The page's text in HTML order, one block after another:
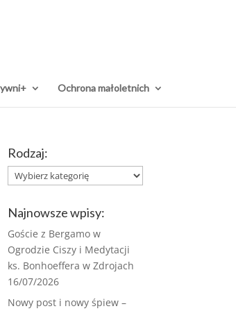
Ochrona małoletnich
Rodzaj:
Rodzaj:
Najnowsze wpisy:
Goście z Bergamo w
Ogrodzie Ciszy i Medytacji
ks. Bonhoeffera w Zdrojach
16/07/2026
Nowy post i nowy śpiew –